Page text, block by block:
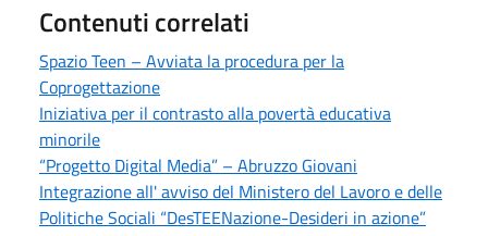
Contenuti correlati
Spazio Teen – Avviata la procedura per la
Coprogettazione
Iniziativa per il contrasto alla povertà educativa
minorile
“Progetto Digital Media” – Abruzzo Giovani
Integrazione all' avviso del Ministero del Lavoro e delle
Politiche Sociali “DesTEENazione-Desideri in azione”